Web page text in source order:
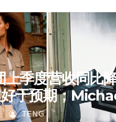
季度营收同比
于预期；
市场持续向好
TENG